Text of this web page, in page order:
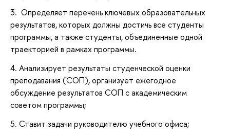
3. Определяет перечень ключевых образовательных
результатов, которых должны достичь все студенты
программы, а также студенты, объединенные одной
траекторией в рамках программы.
4. Анализирует результаты студенческой оценки
преподавания (СОП), организует ежегодное
обсуждение результатов СОП с академическим
советом программы;
5. Ставит задачи руководителю учебного офиса;